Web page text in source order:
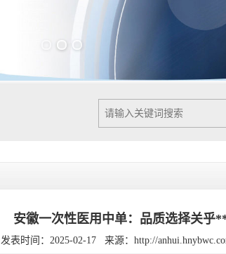
安徽一次性医用中单：品质选择关乎
发表时间：2025-02-17 来源： http://